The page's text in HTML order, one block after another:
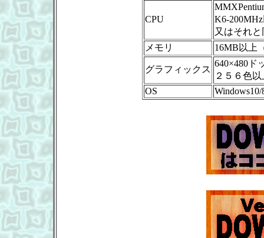
CPU
K6-
又はそれ
メモリ
16MB以上
グラフィックス
640×480ド
２５６色以
OS